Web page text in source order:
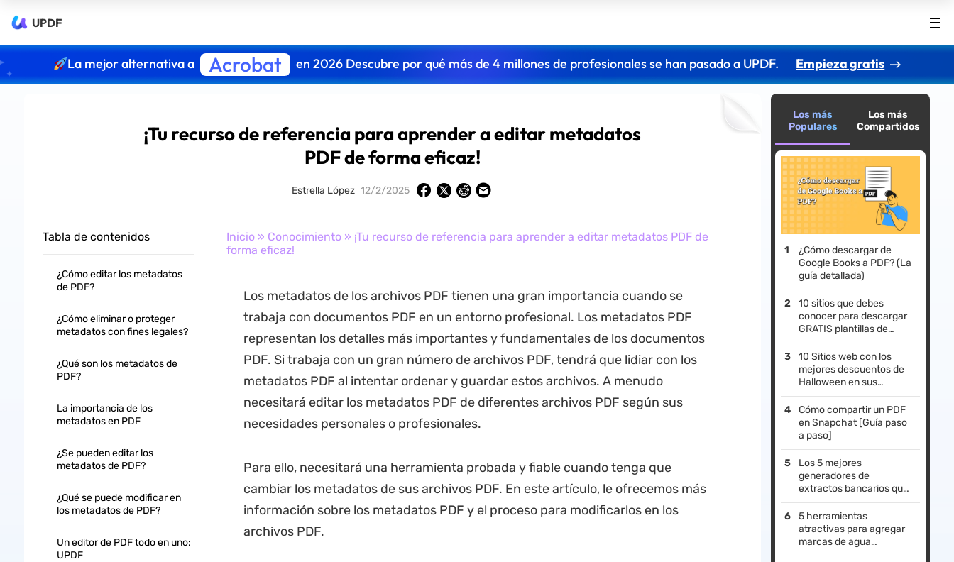
UPDF
La mejor alternativa a Acrobat en 2026 Descubre por qué más de 4 millones de profesionales se han pasado a UPDF. Empieza gratis
¡Tu recurso de referencia para aprender a editar metadatos
PDF de forma eficaz!
Estrella López 12/2/2025
Tabla de contenidos
¿Cómo editar los metadatos
de PDF?
¿Cómo eliminar o proteger
metadatos con fines legales?
¿Qué son los metadatos de
PDF?
La importancia de los
metadatos en PDF
¿Se pueden editar los
metadatos de PDF?
¿Qué se puede modificar en
los metadatos de PDF?
Un editor de PDF todo en uno:
UPDF
Inicio» Conocimiento» ¡Tu recurso de referencia para aprender a editar metadatos PDF de
forma eficaz!
Los metadatos de los archivos PDF tienen una gran importancia cuando se
trabaja con documentos PDF en un entorno profesional. Los metadatos PDF
representan los detalles más importantes y fundamentales de los documentos
PDF. Si trabaja con un gran número de archivos PDF, tendrá que lidiar con los
metadatos PDF al intentar ordenar y guardar estos archivos. A menudo
necesitará editar los metadatos PDF de diferentes archivos PDF según sus
necesidades personales o profesionales.
Para ello, necesitará una herramienta probada y fiable cuando tenga que
cambiar los metadatos de sus archivos PDF. En este artículo, le ofrecemos más
información sobre los metadatos PDF y el proceso para modificarlos en los
archivos PDF.
Los más
Populares
Los más
Compartidos
¿Cómo descargar de
Google Books a PDF? (La
guía detallada)
10 sitios que debes
conocer para descargar
GRATIS plantillas de
recibos de factura de
electricidad en PDF
10 Sitios web con los
mejores descuentos de
Halloween en sus
artículos
Cómo compartir un PDF
en Snapchat [Guía paso
a paso]
Los 5 mejores
generadores de
extractos bancarios que
puedes utilizar
5 herramientas
atractivas para agregar
marcas de agua
a fotos sin esfuerzo